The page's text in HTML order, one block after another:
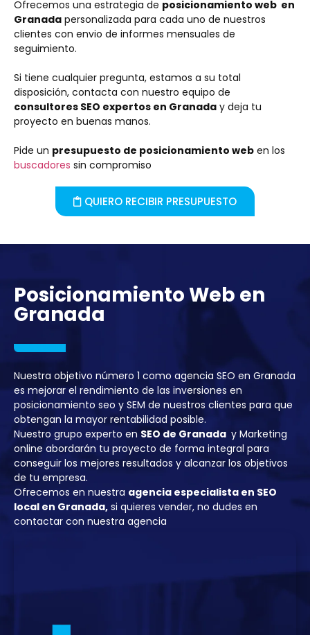
Ofrecemos una estrategia de posicionamiento web en
Granada personalizada para cada uno de nuestros
clientes con envio de informes mensuales de
seguimiento.
Si tiene cualquier pregunta, estamos a su total
disposición, contacta con nuestro equipo de
consultores SEO expertos en Granada y deja tu
proyecto en buenas manos.
Pide un presupuesto de posicionamiento web en los
buscadores sin compromiso
QUIERO RECIBIR PRESUPUESTO
Posicionamiento Web en
Granada
Nuestra objetivo número 1 como agencia SEO en Granada
es mejorar el rendimiento de las inversiones en
posicionamiento seo y SEM de nuestros clientes para que
obtengan la mayor rentabilidad posible.
Nuestro grupo experto en SEO de Granada y Marketing
online abordarán tu proyecto de forma integral para
conseguir los mejores resultados y alcanzar los objetivos
de tu empresa.
Ofrecemos en nuestra agencia especialista en SEO
local en Granada, si quieres vender, no dudes en
contactar con nuestra agencia